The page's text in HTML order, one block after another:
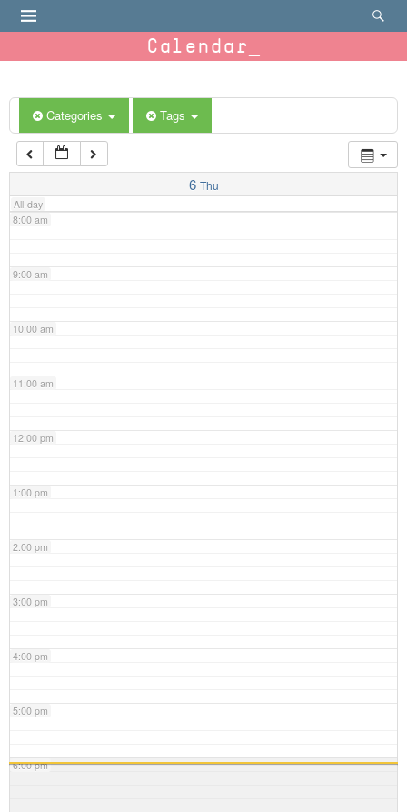
Calendar
Categories Tags
6 Thu
All-day
6:00 am
7:00 am
8:00 am
9:00 am
10:00 am
11:00 am
12:00 pm
1:00 pm
2:00 pm
3:00 pm
4:00 pm
5:00 pm
6:00 pm